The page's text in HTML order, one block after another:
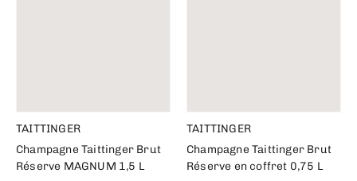
TAITTINGER
Champagne Taittinger Brut
Réserve MAGNUM 1,5 L
TAITTINGER
Champagne Taittinger Brut
Réserve en coffret 0,75 L